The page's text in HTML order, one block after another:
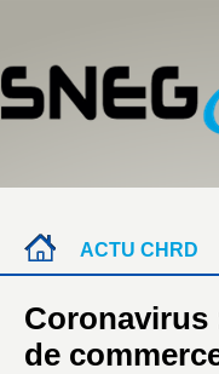
ACTU CHRD
de